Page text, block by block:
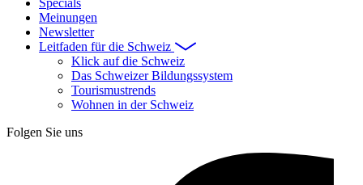
Specials
Meinungen
Newsletter
Leitfaden für die Schweiz
Klick auf die Schweiz
Das Schweizer Bildungssystem
Tourismustrends
Wohnen in der Schweiz
Folgen Sie uns